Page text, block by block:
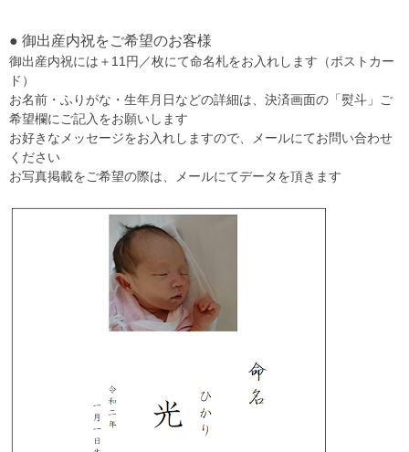
● 御出産内祝をご希望のお客様
御出産内祝には＋11円／枚にて命名札をお入れします（ポストカー
ド）
お名前・ふりがな・生年月日などの詳細は、決済画面の「熨斗」ご
希望欄にご記入をお願いします
お好きなメッセージをお入れしますので、メールにてお問い合わせ
ください
お写真掲載をご希望の際は、メールにてデータを頂きます